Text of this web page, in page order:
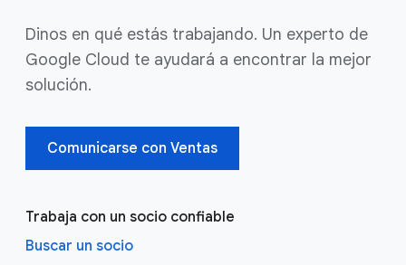
Dinos en qué estás trabajando. Un experto de
Google Cloud te ayudará a encontrar la mejor
solución.
Comunicarse con Ventas
Trabaja con un socio confiable
Buscar un socio